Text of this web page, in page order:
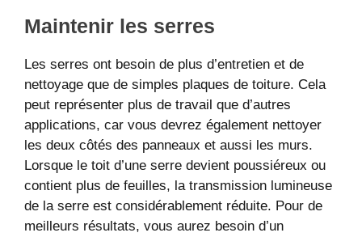
Maintenir les serres
Les serres ont besoin de plus d’entretien et de
nettoyage que de simples plaques de toiture. Cela
peut représenter plus de travail que d’autres
applications, car vous devrez également nettoyer
les deux côtés des panneaux et aussi les murs.
Lorsque le toit d’une serre devient poussiéreux ou
contient plus de feuilles, la transmission lumineuse
de la serre est considérablement réduite. Pour de
meilleurs résultats, vous aurez besoin d’un